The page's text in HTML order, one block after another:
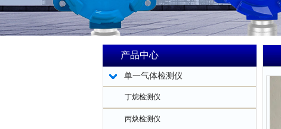
产品中心
单一气体检测仪
丁烷检测仪
丙炔检测仪